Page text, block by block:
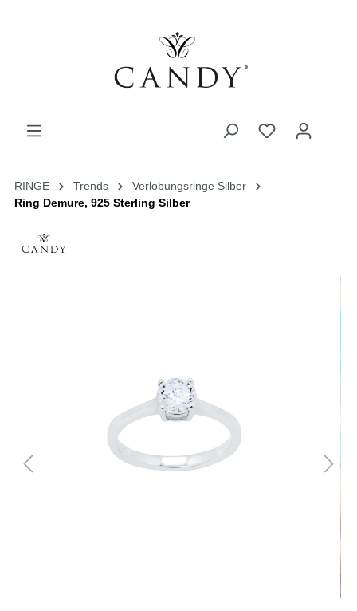
RINGE Trends
Verlobungsringe Silber
Ring Demure, 925 Sterling Silber